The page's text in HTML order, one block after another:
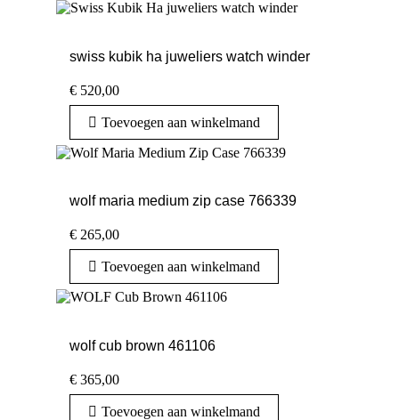
swiss kubik ha juweliers watch winder
€ 520,00
Toevoegen aan winkelmand
wolf maria medium zip case 766339
€ 265,00
Toevoegen aan winkelmand
wolf cub brown 461106
€ 365,00
Toevoegen aan winkelmand